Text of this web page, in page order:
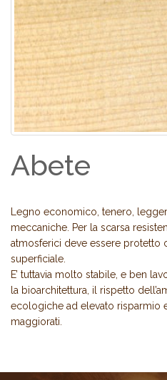
Abete
Legno economico, tenero,
meccaniche. Per la scarsa
atmosferici deve essere protetto
superficiale.
E’ tuttavia molto stabile, e ben
la bioarchitettura, il rispetto
ecologiche ad elevato risparmio
maggiorati.